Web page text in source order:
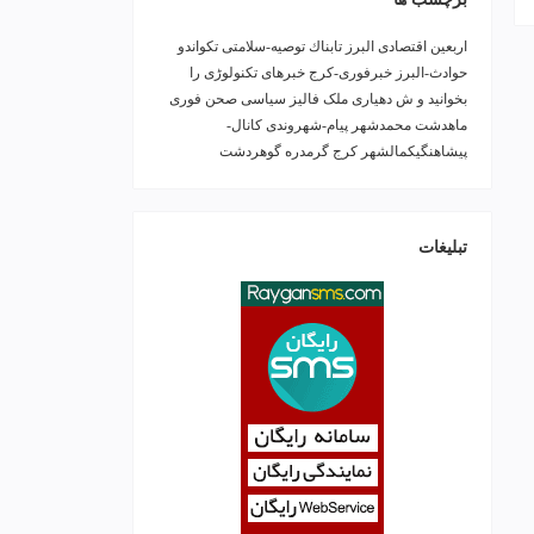
اربعین اقتصادی البرز تابناك توصیه-سلامتی تکواندو
حوادث-البرز خبرفوری-کرج خبرهای تکنولوڑی را
بخوانید و ش دهیاری ملک فالیز سیاسی صحن فوری
ماهدشت محمدشهر پیام-شهروندی کانال-
پیشاهنگیکمالشهر کرج گرمدره گوهردشت
تبلیغات